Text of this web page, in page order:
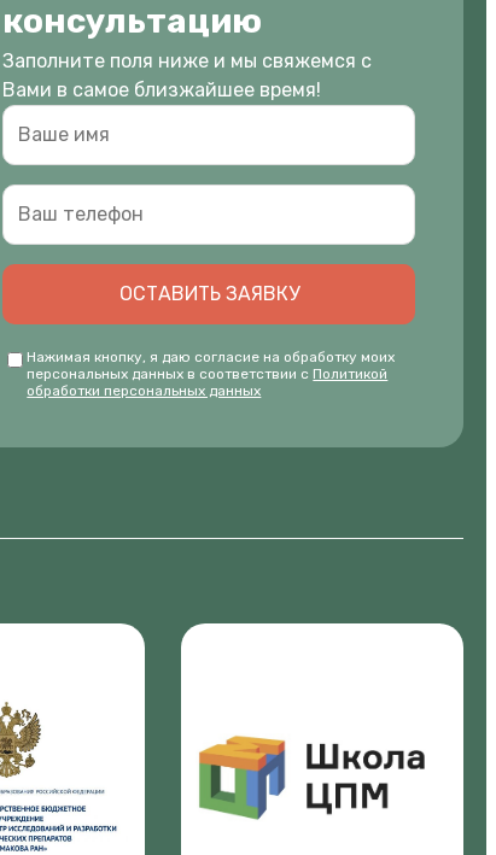
консультацию
Заполните поля ниже и мы свяжемся с
Вами в самое близжайшее время!
ОСТАВИТЬ ЗАЯВКУ
Нажимая кнопку, я даю согласие на обработку моих
персональных данных в соответствии с Политикой
обработки персональных данных